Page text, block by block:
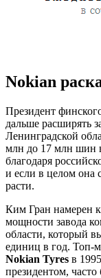
Nokian
Президент
дальше расширять
Ленинградской
млн до 17 млн шин
благодаря
и если в целом она
расти.
Ким Гран намерен
мощности завода
области, который
единиц в год. Топ-
Nokian Tyres в
президентом,